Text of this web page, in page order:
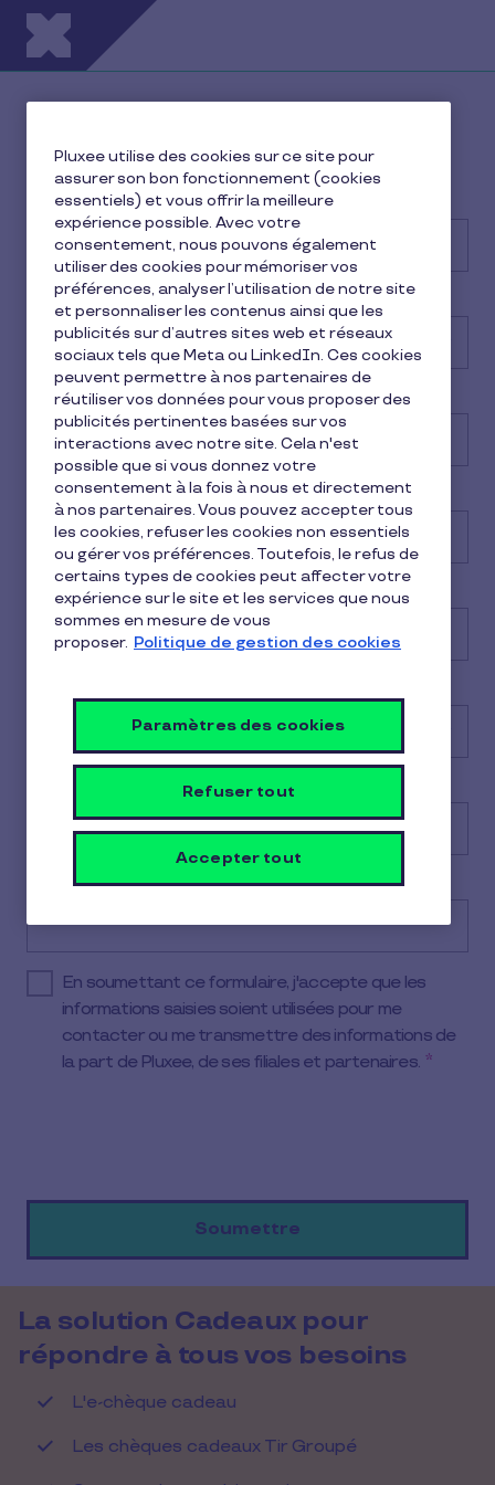
Aller au contenu principal
La solution Cadeaux pour
répondre à tous vos besoins
L'e-chèque cadeau
Les chèques cadeaux Tir Groupé
commandez
Nom de l'entreprise *
Nombre de salariés *
Veuillez sélectionner
Prénom *
Nom *
E-mail *
Veuillez sélectionner
Numéro de téléphone *
t
Code postal *
En soumettant ce formulaire, j'accepte que les
informations saisies soient utilisées pour me
contacter ou me transmettre des informations de
la part de Pluxee, de ses filiales et partenaires. *
Pluxee utilise des cookies sur ce site pour
assurer son bon fonctionnement (cookies
essentiels) et vous offrir la meilleure
expérience possible. Avec votre
consentement, nous pouvons également
utiliser des cookies pour mémoriser vos
préférences, analyser l’utilisation de notre site
et personnaliser les contenus ainsi que les
publicités sur d’autres sites web et réseaux
sociaux tels que Meta ou LinkedIn. Ces cookies
peuvent permettre à nos partenaires de
réutiliser vos données pour vous proposer des
publicités pertinentes basées sur vos
interactions avec notre site. Cela n'est
possible que si vous donnez votre
consentement à la fois à nous et directement
à nos partenaires. Vous pouvez accepter tous
les cookies, refuser les cookies non essentiels
ou gérer vos préférences. Toutefois, le refus de
certains types de cookies peut affecter votre
expérience sur le site et les services que nous
sommes en mesure de vous
proposer. Politique de gestion des cookies
Paramètres des cookies
Refuser tout
Accepter tout